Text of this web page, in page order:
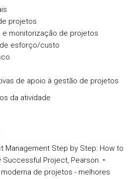
projetos
monitorização de projetos
esforço/custo
de apoio à gestão de projetos
da atividade
Management Step by Step: How to
Successful Project, Pearson. •
moderna de projetos - melhores